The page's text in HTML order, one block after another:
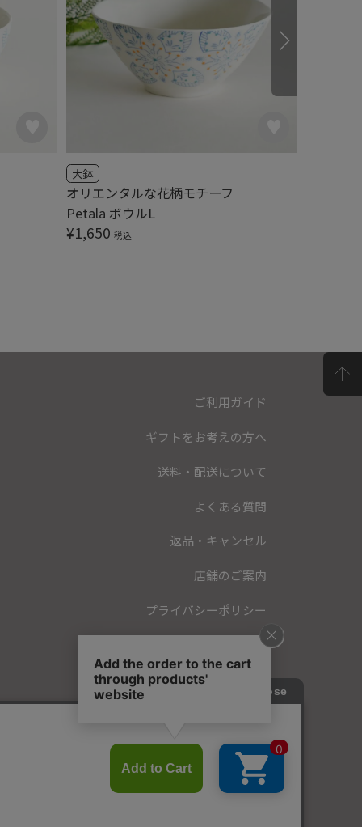
Petala ボウルL
大鉢
¥1,650 税込
オリエンタルな花柄モチーフ
ご利用ガイド
ギフトをお考えの方へ
送料・配送について
よくある質問
返品・キャンセル
店舗のご案内
プライバシーポリシー
特定商取引法に基づく表記